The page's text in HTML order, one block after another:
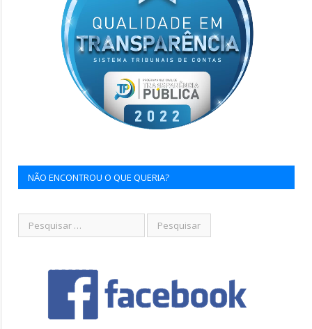
NÃO ENCONTROU O QUE QUERIA?